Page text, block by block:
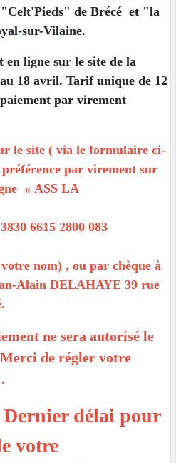
de Brécé et "la
sur-Vilaine.
en ligne sur le site de la
18 avril. Tarif unique de 12
par virement
le site ( via le formulaire ci-
préférence par virement sur
« ASS LA
6615 2800 083
nom) , ou par chèque à
Alain DELAHAYE 39 rue
ne sera autorisé le
de régler votre
délai pour
votre